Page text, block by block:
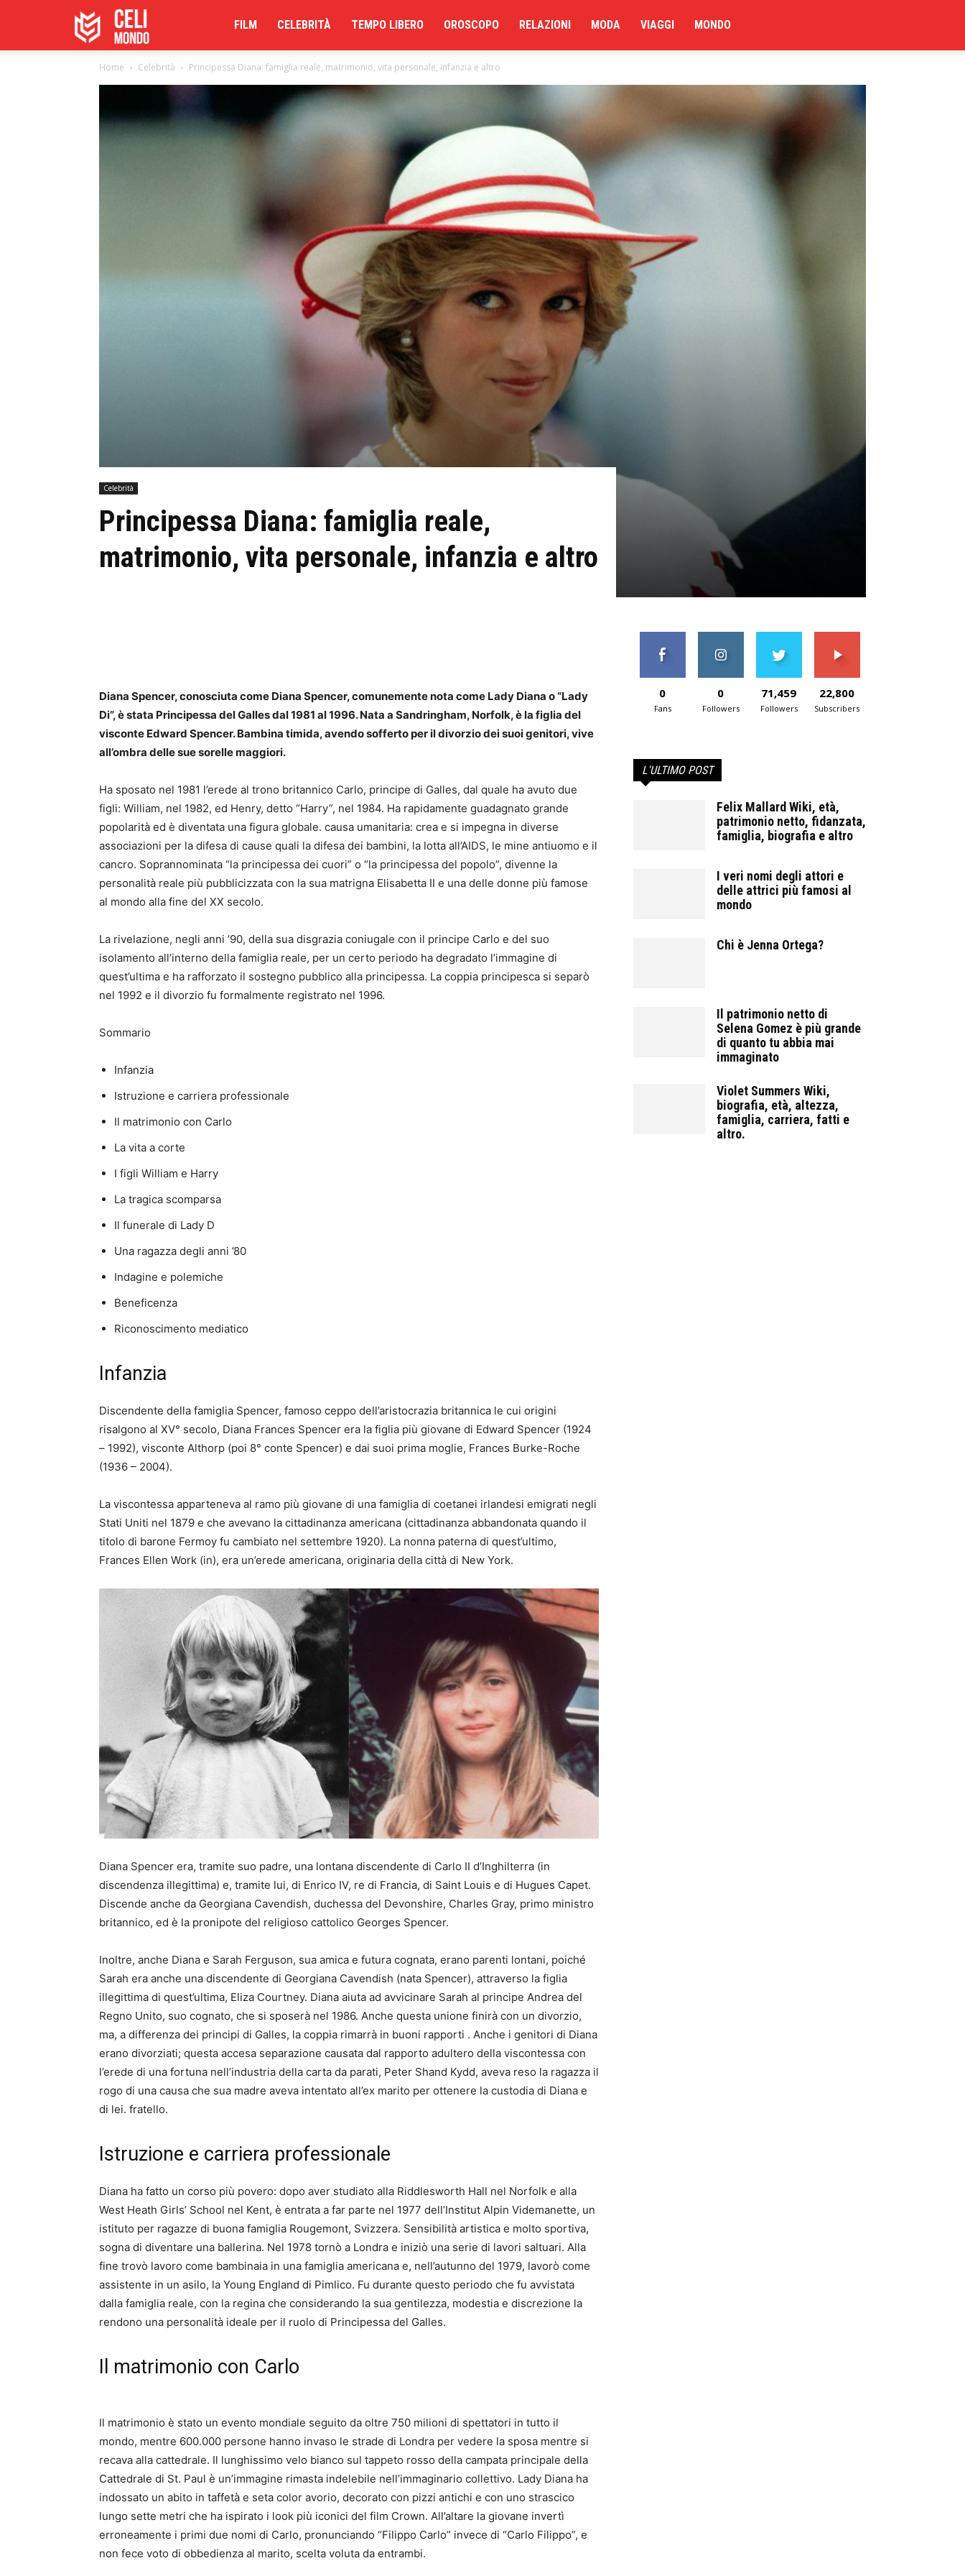
FILM CELEBRITÀ TEMPO LIBERO OROSCOPO RELAZIONI MODA VIAGGI MONDO
Home Celebrità Principessa Diana: famiglia reale, matrimonio, vita personale, infanzia e altro
Celebrità
Principessa Diana: famiglia reale,
matrimonio, vita personale, infanzia e altro
Diana Spencer, conosciuta come Diana Spencer, comunemente nota come Lady Diana o “Lady
Di”, è stata Principessa del Galles dal 1981 al 1996. Nata a Sandringham, Norfolk, è la figlia del
visconte Edward Spencer.Bambina timida, avendo sofferto per il divorzio dei suoi genitori, vive
all’ombra delle sue sorelle maggiori.
Ha sposato nel 1981 l’erede al trono britannico Carlo, principe di Galles, dal quale ha avuto due
figli: William, nel 1982, ed Henry, detto “Harry”, nel 1984. Ha rapidamente guadagnato grande
popolarità ed è diventata una figura globale. causa umanitaria: crea e si impegna in diverse
associazioni per la difesa di cause quali la difesa dei bambini, la lotta all’AIDS, le mine antiuomo e il
cancro. Soprannominata “la principessa dei cuori” o “la principessa del popolo”, divenne la
personalità reale più pubblicizzata con la sua matrigna Elisabetta II e una delle donne più famose
al mondo alla fine del XX secolo.
La rivelazione, negli anni ’90, della sua disgrazia coniugale con il principe Carlo e del suo
isolamento all’interno della famiglia reale, per un certo periodo ha degradato l’immagine di
quest’ultima e ha rafforzato il sostegno pubblico alla principessa. La coppia principesca si separò
nel 1992 e il divorzio fu formalmente registrato nel 1996.
Sommario
Infanzia
Istruzione e carriera professionale
Il matrimonio con Carlo
La vita a corte
I figli William e Harry
La tragica scomparsa
Il funerale di Lady D
Una ragazza degli anni ’80
Indagine e polemiche
Beneficenza
Riconoscimento mediatico
Infanzia
Discendente della famiglia Spencer, famoso ceppo dell’aristocrazia britannica le cui origini
risalgono al XV° secolo, Diana Frances Spencer era la figlia più giovane di Edward Spencer (1924
– 1992), visconte Althorp (poi 8° conte Spencer) e dai suoi prima moglie, Frances Burke-Roche
(1936 – 2004).
La viscontessa apparteneva al ramo più giovane di una famiglia di coetanei irlandesi emigrati negli
Stati Uniti nel 1879 e che avevano la cittadinanza americana (cittadinanza abbandonata quando il
titolo di barone Fermoy fu cambiato nel settembre 1920). La nonna paterna di quest’ultimo,
Frances Ellen Work (in), era un’erede americana, originaria della città di New York.
Diana Spencer era, tramite suo padre, una lontana discendente di Carlo II d’Inghilterra (in
discendenza illegittima) e, tramite lui, di Enrico IV, re di Francia, di Saint Louis e di Hugues Capet.
Discende anche da Georgiana Cavendish, duchessa del Devonshire, Charles Gray, primo ministro
britannico, ed è la pronipote del religioso cattolico Georges Spencer.
Inoltre, anche Diana e Sarah Ferguson, sua amica e futura cognata, erano parenti lontani, poiché
Sarah era anche una discendente di Georgiana Cavendish (nata Spencer), attraverso la figlia
illegittima di quest’ultima, Eliza Courtney. Diana aiuta ad avvicinare Sarah al principe Andrea del
Regno Unito, suo cognato, che si sposerà nel 1986. Anche questa unione finirà con un divorzio,
ma, a differenza dei principi di Galles, la coppia rimarrà in buoni rapporti . Anche i genitori di Diana
erano divorziati; questa accesa separazione causata dal rapporto adultero della viscontessa con
l’erede di una fortuna nell’industria della carta da parati, Peter Shand Kydd, aveva reso la ragazza il
rogo di una causa che sua madre aveva intentato all’ex marito per ottenere la custodia di Diana e
di lei. fratello.
Istruzione e carriera professionale
Diana ha fatto un corso più povero: dopo aver studiato alla Riddlesworth Hall nel Norfolk e alla
West Heath Girls’ School nel Kent, è entrata a far parte nel 1977 dell’Institut Alpin Videmanette, un
istituto per ragazze di buona famiglia Rougemont, Svizzera. Sensibilità artistica e molto sportiva,
sogna di diventare una ballerina. Nel 1978 tornò a Londra e iniziò una serie di lavori saltuari. Alla
fine trovò lavoro come bambinaia in una famiglia americana e, nell’autunno del 1979, lavorò come
assistente in un asilo, la Young England di Pimlico. Fu durante questo periodo che fu avvistata
dalla famiglia reale, con la regina che considerando la sua gentilezza, modestia e discrezione la
rendono una personalità ideale per il ruolo di Principessa del Galles.
Il matrimonio con Carlo
Il matrimonio è stato un evento mondiale seguito da oltre 750 milioni di spettatori in tutto il
mondo, mentre 600.000 persone hanno invaso le strade di Londra per vedere la sposa mentre si
recava alla cattedrale. Il lunghissimo velo bianco sul tappeto rosso della campata principale della
Cattedrale di St. Paul è un’immagine rimasta indelebile nell’immaginario collettivo. Lady Diana ha
indossato un abito in taffetà e seta color avorio, decorato con pizzi antichi e con uno strascico
lungo sette metri che ha ispirato i look più iconici del film Crown. All’altare la giovane invertì
erroneamente i primi due nomi di Carlo, pronunciando “Filippo Carlo” invece di “Carlo Filippo”, e
non fece voto di obbedienza al marito, scelta voluta da entrambi.
0
Fans
0
Followers
71,459
Followers
22,800
Subscribers
L'ULTIMO POST
Felix Mallard Wiki, età,
patrimonio netto, fidanzata,
famiglia, biografia e altro
I veri nomi degli attori e
delle attrici più famosi al
mondo
Chi è Jenna Ortega?
Il patrimonio netto di
Selena Gomez è più grande
di quanto tu abbia mai
immaginato
Violet Summers Wiki,
biografia, età, altezza,
famiglia, carriera, fatti e
altro.